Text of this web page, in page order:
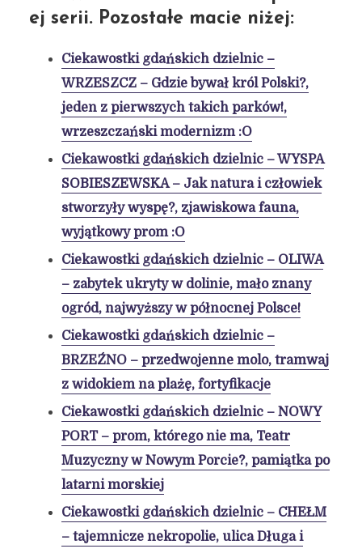
ej serii. Pozostałe macie niżej:
Ciekawostki gdańskich dzielnic –
WRZESZCZ – Gdzie bywał król Polski?,
jeden z pierwszych takich parków!,
wrzeszczański modernizm :O
Ciekawostki gdańskich dzielnic – WYSPA
SOBIESZEWSKA – Jak natura i człowiek
stworzyły wyspę?, zjawiskowa fauna,
wyjątkowy prom :O
Ciekawostki gdańskich dzielnic – OLIWA
– zabytek ukryty w dolinie, mało znany
ogród, najwyższy w północnej Polsce!
Ciekawostki gdańskich dzielnic –
BRZEŹNO – przedwojenne molo, tramwaj
z widokiem na plażę, fortyfikacje
Ciekawostki gdańskich dzielnic – NOWY
PORT – prom, którego nie ma, Teatr
Muzyczny w Nowym Porcie?, pamiątka po
latarni morskiej
Ciekawostki gdańskich dzielnic – CHEŁM
– tajemnicze nekropolie, ulica Długa i